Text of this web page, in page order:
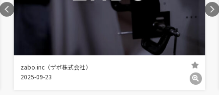
zabo.inc（ザボ株式会社）
2025-09-23